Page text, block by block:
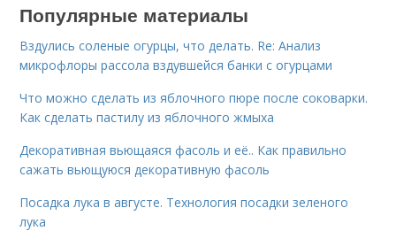
Популярные материалы
Вздулись соленые огурцы, что делать. Re: Анализ
микрофлоры рассола вздувшейся банки с огурцами
Что можно сделать из яблочного пюре после соковарки.
Как сделать пастилу из яблочного жмыха
Декоративная вьющаяся фасоль и её.. Как правильно
сажать вьющуюся декоративную фасоль
Посадка лука в августе. Технология посадки зеленого
лука